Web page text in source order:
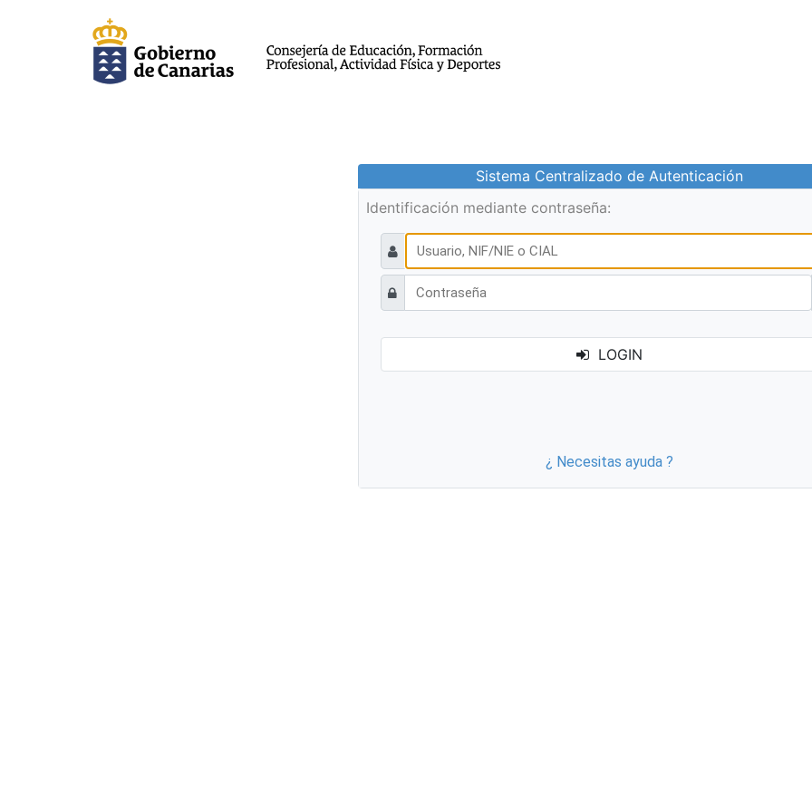
Sistema Centralizado de Autenticación
Identificación mediante contraseña:
LOGIN
¿ Necesitas ayuda ?